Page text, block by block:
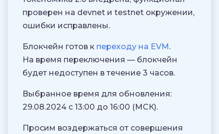
проверен на devnet и testnet окружении,
ошибки исправлены.
Блокчейн готов к переходу на EVM.
На время переключения — блокчейн
будет недоступен в течение 3 часов.
Выбранное время для обновления:
29.08.2024 с 13:00 до 16:00 (МСК).
Просим воздержаться от совершения